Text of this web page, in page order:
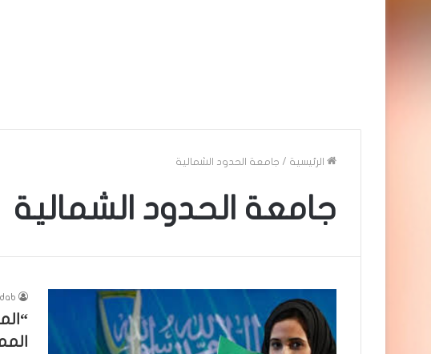
الرئيسية / جامعة الحدود الشمالية
جامعة الحدود الشمالية